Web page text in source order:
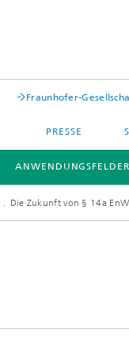
Fraunhofer-
PRESSE
ANWENDUNGSFELDER
Die Zukunft von § 14a